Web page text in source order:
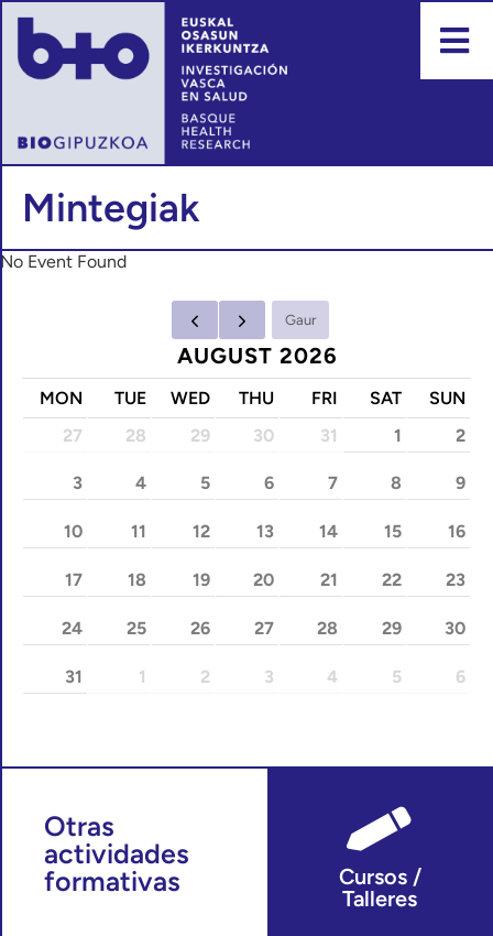
Mintegiak
No Event Found
Gaur
AUGUST 2026
MON TUE WED THU FRI SAT
SUN
27
28 29 30 31 1 2
3 4 5 6 7 8 9
10 11 12 13 14 15 16
17 18 19 20 21 22 23
24 25 26 27 28 29 30
31 1 2 3 4 5 6
Otras
actividades
formativas
Cursos /
Talleres